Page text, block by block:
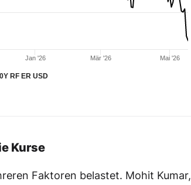
RF ER USD
Jan '26 Mär '26 Mai '26
Kurse
Faktoren belastet. Mohit Kumar,